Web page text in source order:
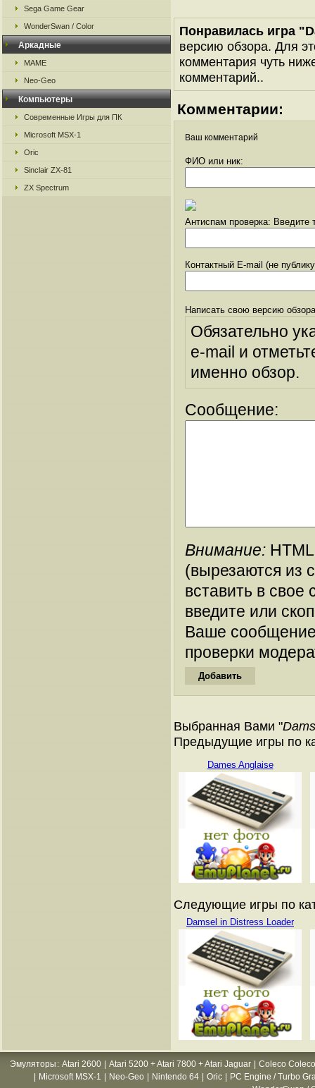
Sega Game Gear
WonderSwan / Color
Аркадные
MAME
Neo-Geo
Компьютеры
Современные Игры для ПК
Microsoft MSX-1
Oric
Sinclair ZX-81
ZX Spectrum
Понравилась игра
версию обзора. Для
комментария чуть
комментарий..
Комментарии:
Ваш комментарий
ФИО или ник:
Антиспам проверка: Введите
Контактный E-mail (не
Написать свою версию
Обязательно
e-mail и
именно обзор.
Сообщение:
Внимание:
(вырезаются из
вставить в
введите или
Ваше
проверки
Выбранная Вами "
Предыдущие игры по
Dames Anglaise
Следующие игры по
Damsel in Distress Loader
Эмуляторы : Atari 2600 Atari 5200 + Atari 7800 + Atari Jaguar
Coleco
Microsoft MSX-1 Neo-Geo Nintendo 64 Oric
PC Engine / Turbo